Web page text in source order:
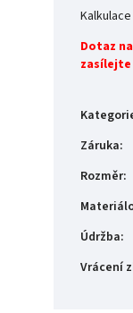
Dotaz
zasílejte
Záruka:
Rozměr:
Údržba:
Vrácení